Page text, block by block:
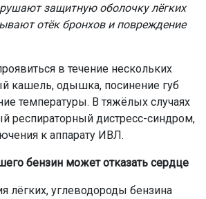
защитную оболочку лёгких
отёк бронхов и повреждение
в течение нескольких
кашель, одышка, посинение губ
температуры. В тяжёлых случаях
респираторный дистресс-синдром,
к аппарату ИВЛ.
бензин может отказать сердце
лёгких, углеводороды бензина